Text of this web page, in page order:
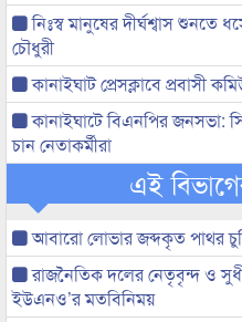
নিঃস্ব মানুষের দীর্ঘশ্বাস শুনতে
চৌধুরী
কানাইঘাট প্রেসক্লাবে প্রবাসী
কানাইঘাটে বিএনপির জনসভা:
চান নেতাকর্মীরা
এই
আবারো লোভার জব্দকৃত পাথর
রাজনৈতিক দলের নেতৃবৃন্দ ও
ইউএনও’র মতবিনিময়